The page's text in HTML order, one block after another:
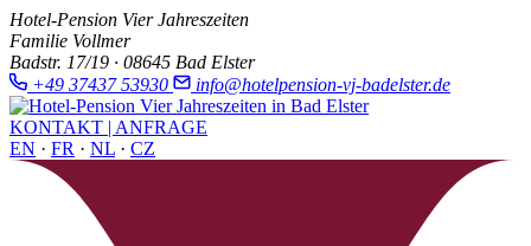
Hotel-Pension Vier Jahreszeiten
Familie Vollmer
Badstr. 17/19 · 08645 Bad Elster
+49 37437 53930
info@hotelpension-vj-badelster.de
KONTAKT | ANFRAGE
EN · FR · NL · CZ